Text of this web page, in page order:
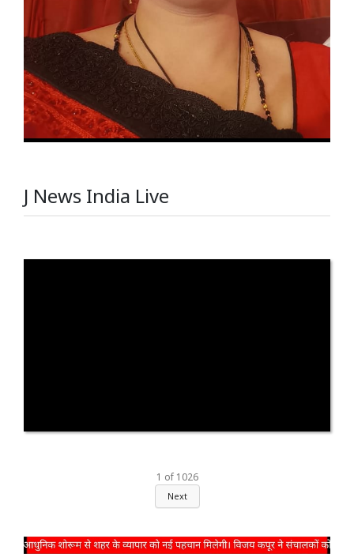
J News India Live
1 of 1026
Next